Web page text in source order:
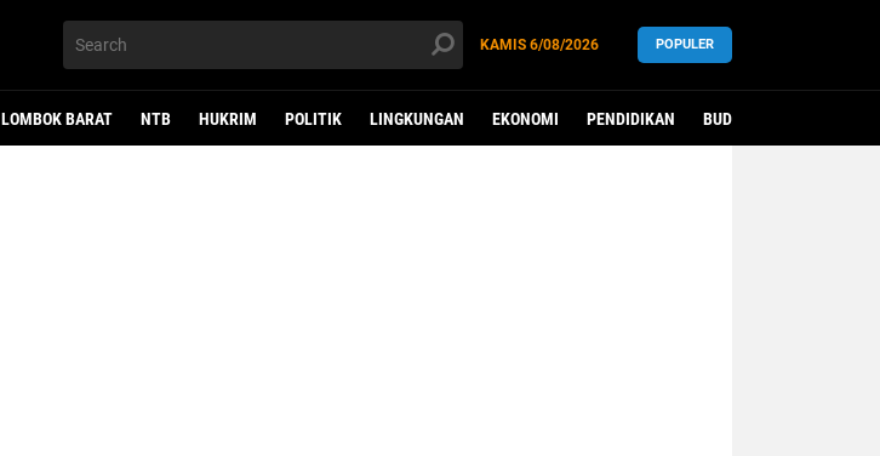
KAMIS 6/08/2026 POPULER
LOMBOK BARAT NTB HUKRIM POLITIK LINGKUNGAN EKONOMI PENDIDIKAN BUDAYA